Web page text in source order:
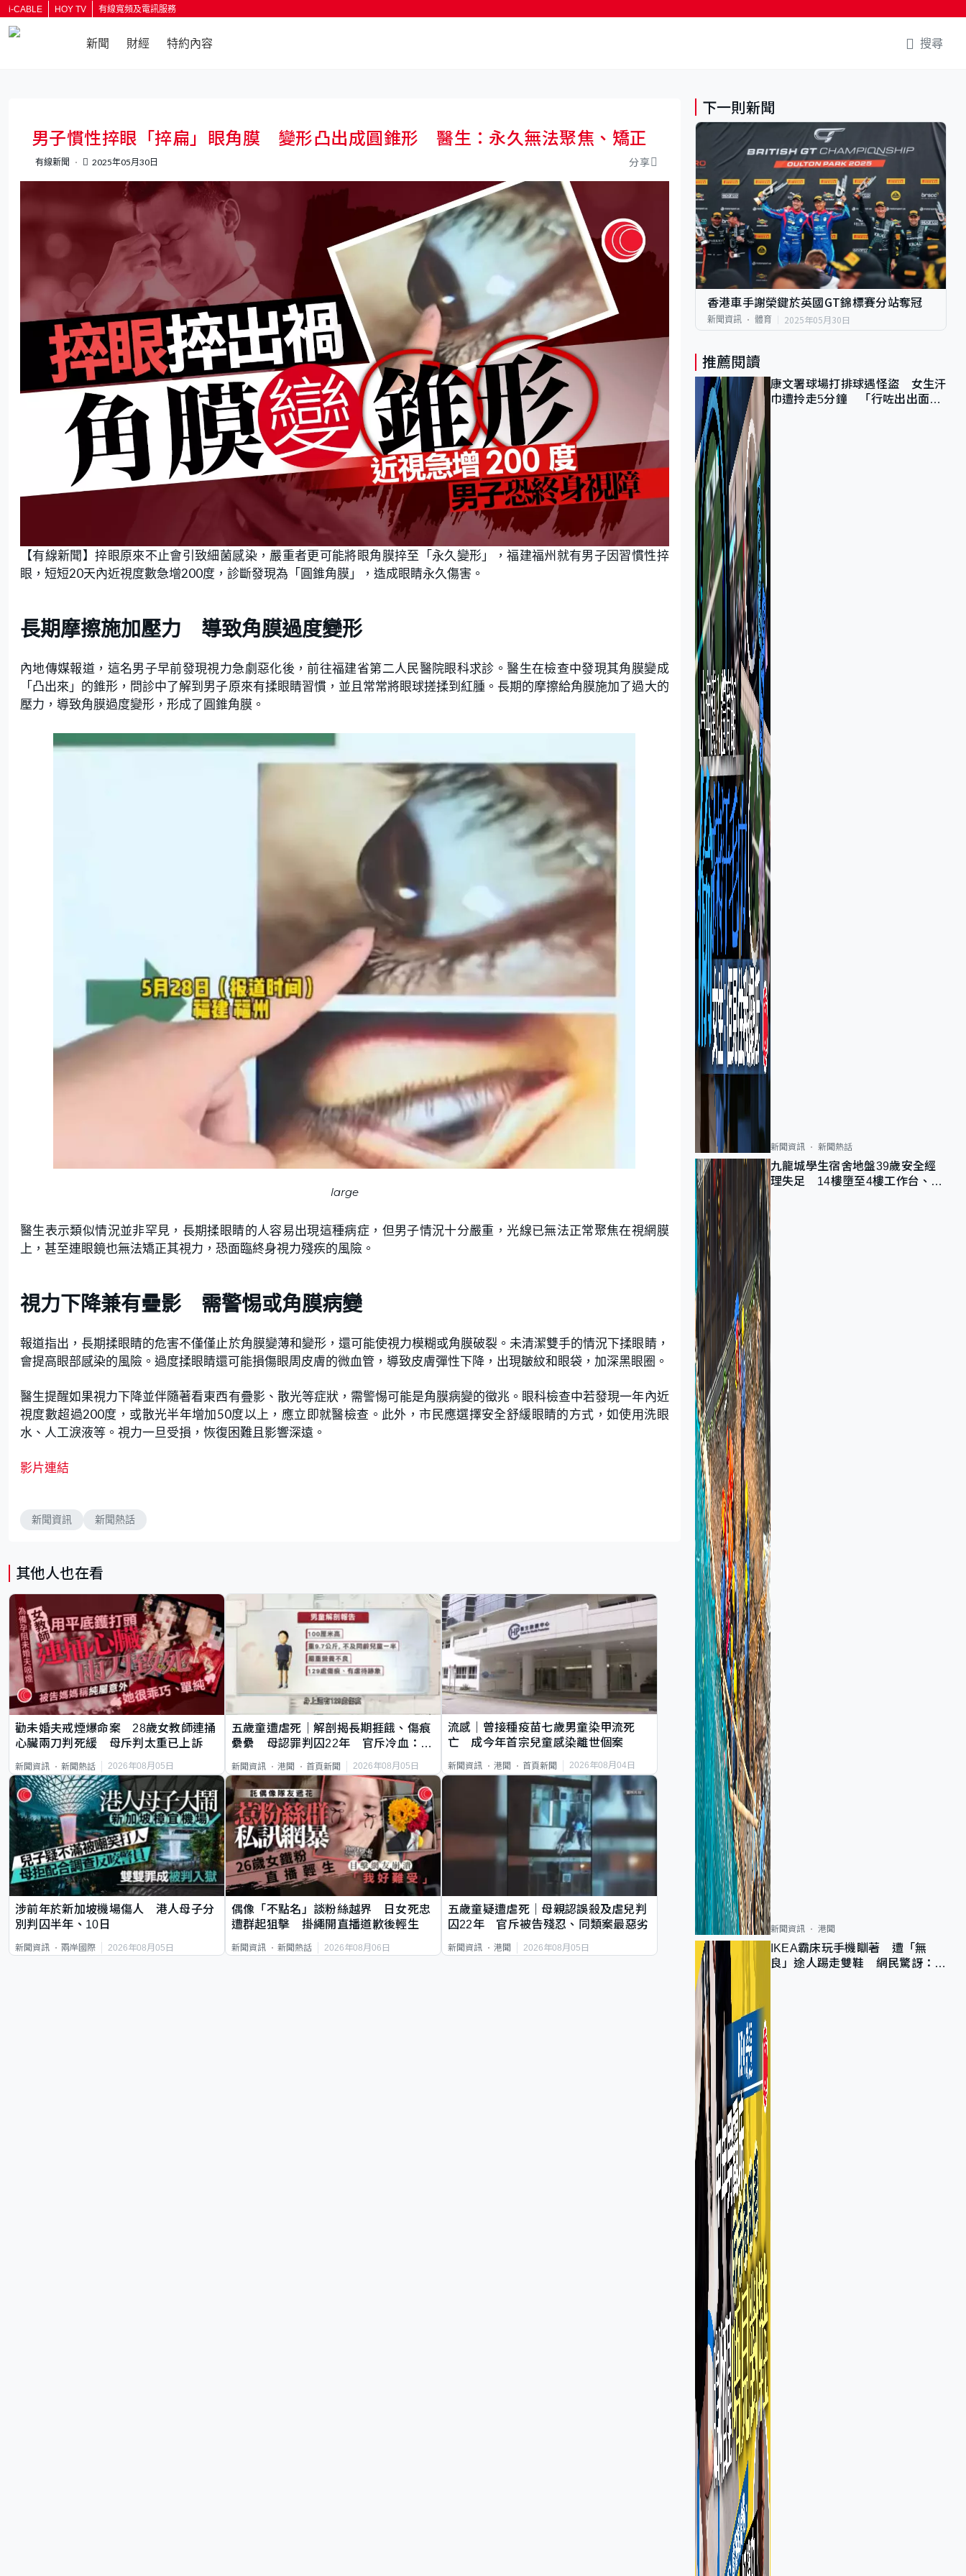
i-CABLE HOY TV 有線寬頻及電訊服務
新聞 財經 特約內容 搜尋
男子慣性捽眼「捽扁」眼角膜 變形凸出成圓錐形 醫生：永久無法聚焦、矯正
有線新聞 2025年05月30日 分享
【有線新聞】捽眼原來不止會引致細菌感染，嚴重者更可能將眼角膜捽至「永久變形」，福建福州就有男子因習慣性捽
眼，短短20天內近視度數急增200度，診斷發現為「圓錐角膜」，造成眼睛永久傷害。
長期摩擦施加壓力 導致角膜過度變形
內地傳媒報道，這名男子早前發現視力急劇惡化後，前往福建省第二人民醫院眼科求診。醫生在檢查中發現其角膜變成
「凸出來」的錐形，問診中了解到男子原來有揉眼睛習慣，並且常常將眼球搓揉到紅腫。長期的摩擦給角膜施加了過大的
壓力，導致角膜過度變形，形成了圓錐角膜。
large
醫生表示類似情況並非罕見，長期揉眼睛的人容易出現這種病症，但男子情況十分嚴重，光線已無法正常聚焦在視網膜
上，甚至連眼鏡也無法矯正其視力，恐面臨終身視力殘疾的風險。
視力下降兼有疊影 需警惕或角膜病變
報道指出，長期揉眼睛的危害不僅僅止於角膜變薄和變形，還可能使視力模糊或角膜破裂。未清潔雙手的情況下揉眼睛，
會提高眼部感染的風險。過度揉眼睛還可能損傷眼周皮膚的微血管，導致皮膚彈性下降，出現皺紋和眼袋，加深黑眼圈。
醫生提醒如果視力下降並伴隨著看東西有疊影、散光等症狀，需警惕可能是角膜病變的徵兆。眼科檢查中若發現一年內近
視度數超過200度，或散光半年增加50度以上，應立即就醫檢查。此外，市民應選擇安全舒緩眼睛的方式，如使用洗眼
水、人工淚液等。視力一旦受損，恢復困難且影響深遠。
影片連結
新聞資訊 新聞熱話
其他人也在看
勸未婚夫戒煙爆命案 28歲女教師連捅
心臟兩刀判死緩 母斥判太重已上訴
新聞資訊 新聞熱話 2026年08月05日
五歲童遭虐死｜解剖揭長期捱餓、傷痕
纍纍 母認罪判囚22年 官斥冷血：同
新聞資訊 港聞 首頁新聞 2026年08月05日
流感｜曾接種疫苗七歲男童染甲流死
亡 成今年首宗兒童感染離世個案
新聞資訊 港聞 首頁新聞 2026年08月04日
涉前年於新加坡機場傷人 港人母子分
別判囚半年、10日
新聞資訊 兩岸國際 2026年08月05日
偶像「不點名」談粉絲越界 日女死忠
遭群起狙擊 掛繩開直播道歉後輕生
新聞資訊 新聞熱話 2026年08月06日
五歲童疑遭虐死｜母親認誤殺及虐兒判
囚22年 官斥被告殘忍、同類案最惡劣
新聞資訊 港聞 2026年08月05日
下一則新聞
香港車手謝榮鍵於英國GT錦標賽分站奪冠
新聞資訊 體育 2025年05月30日
推薦閱讀
康文署球場打排球遇怪盜 女生汗
巾遭拎走5分鐘 「行咗出出面唔
新聞資訊 新聞熱話
九龍城學生宿舍地盤39歲安全經
理失足 14樓墮至4樓工作台、送
新聞資訊 港聞
IKEA霸床玩手機瞓著 遭「無
良」途人踢走雙鞋 網民驚訝：冇